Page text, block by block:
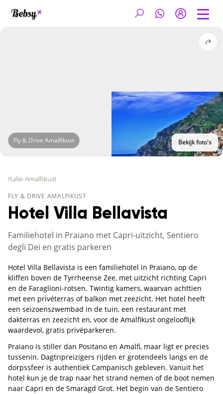
Fly & Drive Amalfikust Bekijk foto's
Italië/Amalfikust
FLY & DRIVE AMALFIKUST
Hotel Villa Bellavista
Familiehotel in Praiano met Capri-uitzicht, Sentiero
degli Dei en gratis parkeren
Hotel Villa Bellavista is een familiehotel in Praiano, op de
kliffen boven de Tyrrheense Zee, met uitzicht richting Capri
en de Faraglioni-rotsen. Twintig kamers, waarvan achttien
met een privéterras of balkon met zeezicht. Het hotel heeft
een seizoenszwembad in de tuin, een restaurant met
dakterras en zeezicht en, voor de Amalfikust ongelooflijk
waardevol, gratis privéparkeren.
Praiano is stiller dan Positano en Amalfi, maar ligt er precies
tussenin. Dagtripreizigers rijden er grotendeels langs en de
dorpssfeer is authentiek Campanisch gebleven. Vanuit het
hotel kun je de trap naar het strand nemen of de boot nemen
naar Capri en de Smaragd Grot. Het begin van de Sentiero